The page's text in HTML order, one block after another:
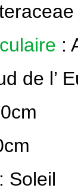
:
de l’
0cm
: Soleil